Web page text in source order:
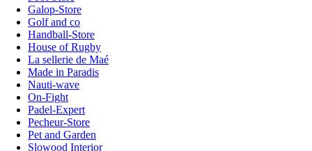
Galop-Store
Golf and co
Handball-Store
House of Rugby
La sellerie de Maé
Made in Paradis
Nauti-wave
On-Fight
Padel-Expert
Pecheur-Store
Pet and Garden
Slowood Interior